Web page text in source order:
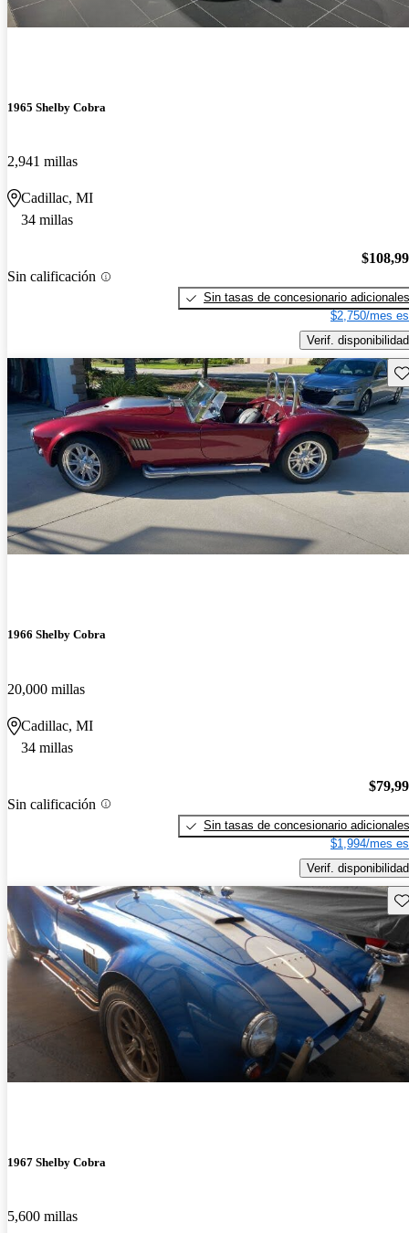
1965 Shelby Cobra
2,941 millas
Cadillac, MI
34 millas
Sin calificación
Sin tasas de concesionario adicionales
$2,750/mes
Verif. disponibilidad
1966 Shelby Cobra
20,000 millas
Cadillac, MI
34 millas
Sin calificación
Sin tasas de concesionario adicionales
$1,994/mes
Verif. disponibilidad
1967 Shelby Cobra
5,600 millas